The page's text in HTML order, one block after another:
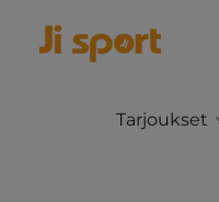
Tarjoukset